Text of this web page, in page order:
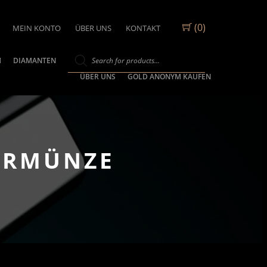
(0)
MEIN KONTO ÜBER UNS KONTAKT
DIAMANTEN
ÜBER UNS
GOLD ANONYM KAUFEN